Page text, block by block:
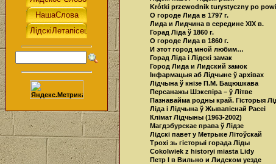
Krótki przewodnik turystyczny po
О городе Лида в 1797 г.
Лида и Лидчина в середине XIX в.
Горад Ліда ў 1860 г.
О городе Лида в 1860 г.
И этот город мной любим…
Горад Ліда і Лідскі замак
Город Лида и Лидский замок
Інфармацыя аб Лідчыне ў архівах
Лідчына ў кнізе П.М. Бацюшкава
Персанажы Шэкспіра – ў Літве
Пазнавайма родны край. Гіcторыя
Лiда i Лiдчына ў Жывапiснай Расеi
Клімат Лідчыны (1963-2002)
Магдэбурскае права ў Лiдзе
Лідскі павет у Метрыке Літоўскай
Трохі зь гісторыі горада Ліды
Cokolwiek z historyi miasta Lidy
Петр I в Вильно и Лидском уезде